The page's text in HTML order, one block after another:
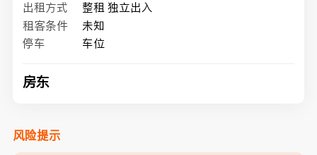
出租方式
整租 独立出入
租客条件
未知
停车
车位
房东
风险提示